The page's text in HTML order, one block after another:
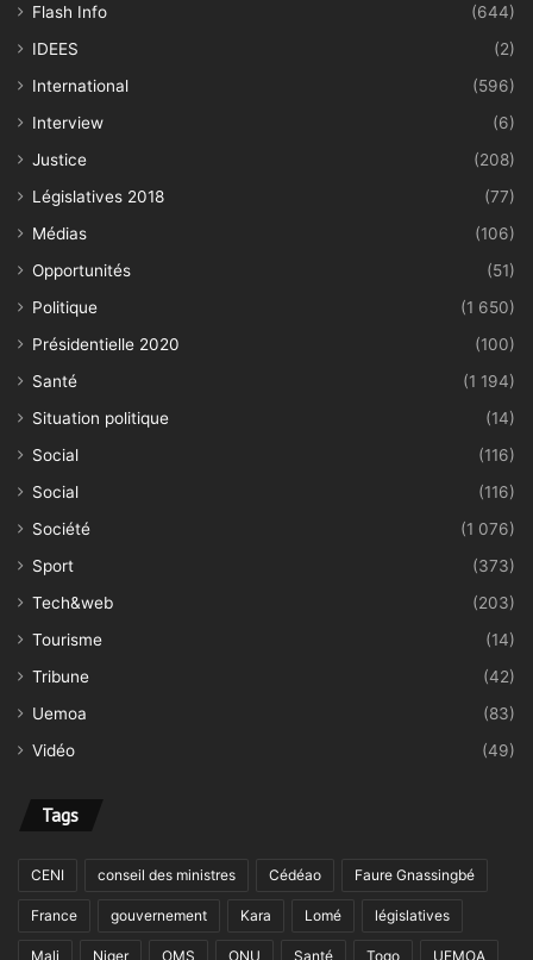
Flash Info
(644)
IDEES
(2)
International
(596)
Interview
(6)
Justice
(208)
Législatives 2018
(77)
Médias
(106)
Opportunités
(51)
Politique
(1 650)
Présidentielle 2020
(100)
Santé
(1 194)
Situation politique
(14)
Social
(116)
Social
(116)
Société
(1 076)
Sport
(373)
Tech&web
(203)
Tourisme
(14)
Tribune
(42)
Uemoa
(83)
Vidéo
(49)
Tags
CENI conseil des ministres Cédéao Faure Gnassingbé
France gouvernement Kara Lomé législatives
Mali Niger OMS ONU Santé Togo UEMOA